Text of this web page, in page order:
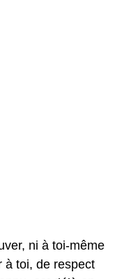
ni à toi-même
à toi, de respect